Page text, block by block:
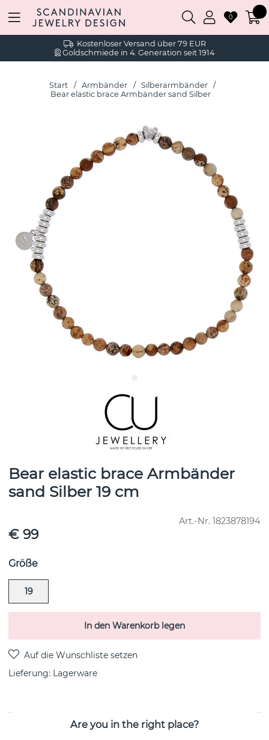
Kostenloser Versand über 79 EUR
Goldschmiede in 4. Generation seit 1914
0
Start Armbänder
Silberarmbänder
Bear elastic brace Armbänder sand Silber
Bear elastic brace Armbänder
sand Silber 19 cm
Art.-Nr. 1823878194
€ 99
Größe
19
In den Warenkorb legen
Lieferung: Lagerware
PRODUKTBESCHREIBUNG
Are you in the right place?